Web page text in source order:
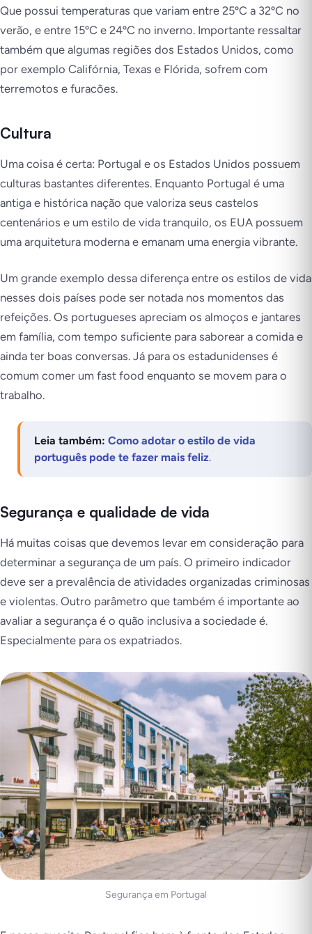
Que possui temperaturas que variam entre 25ºC a 32ºC no
verão, e entre 15ºC e 24ºC no inverno. Importante ressaltar
também que algumas regiões dos Estados Unidos, como
por exemplo Califórnia, Texas e Flórida, sofrem com
terremotos e furacões.
Cultura
Uma coisa é certa: Portugal e os Estados Unidos possuem
culturas bastantes diferentes. Enquanto Portugal é uma
antiga e histórica nação que valoriza seus castelos
centenários e um estilo de vida tranquilo, os EUA possuem
uma arquitetura moderna e emanam uma energia vibrante.
Um grande exemplo dessa diferença entre os estilos de vida
nesses dois países pode ser notada nos momentos das
refeições. Os portugueses apreciam os almoços e jantares
em família, com tempo suficiente para saborear a comida e
ainda ter boas conversas. Já para os estadunidenses é
comum comer um fast food enquanto se movem para o
trabalho.
Leia também: Como adotar o estilo de vida
português pode te fazer mais feliz.
Segurança e qualidade de vida
Há muitas coisas que devemos levar em consideração para
determinar a segurança de um país. O primeiro indicador
deve ser a prevalência de atividades organizadas criminosas
e violentas. Outro parâmetro que também é importante ao
avaliar a segurança é o quão inclusiva a sociedade é.
Especialmente para os expatriados.
Segurança em Portugal